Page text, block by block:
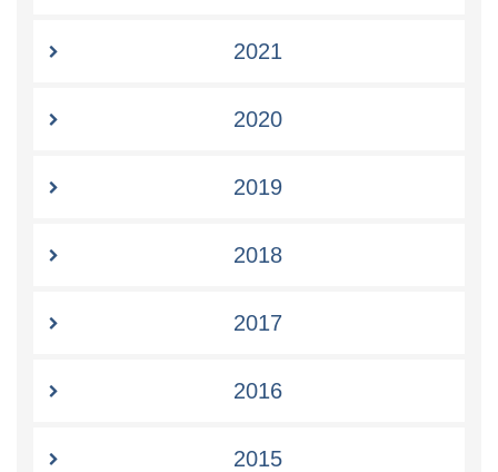
2021
2020
2019
2018
2017
2016
2015